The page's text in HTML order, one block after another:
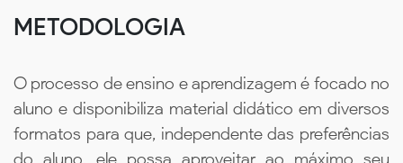
METODOLOGIA
O processo de ensino e aprendizagem é focado no
aluno e disponibiliza material didático em diversos
formatos para que, independente das preferências